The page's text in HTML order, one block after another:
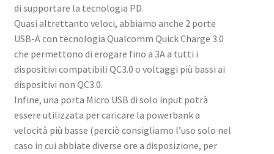
di supportare la tecnologia PD.
Quasi altrettanto veloci, abbiamo anche 2 porte
USB-A con tecnologia Qualcomm Quick Charge 3.0
che permettono di erogare fino a 3A a tutti i
dispositivi compatibili QC3.0 o voltaggi più bassi ai
dispositivi non QC3.0.
Infine, una porta Micro USB di solo input potrà
essere utilizzata per caricare la powerbank a
velocità più basse (perciò consigliamo l’uso solo nel
caso in cui abbiate diverse ore a disposizione, per